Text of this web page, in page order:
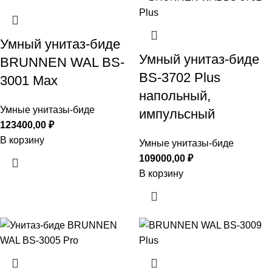
Умный унитаз-биде
BRUNNEN WAL BS-
3001 Max
Умные унитазы-биде
123400,00 ₽
В корзину
Умный унитаз-биде
BS-3702 Plus
напольный,
импульсный
Умные унитазы-биде
109000,00 ₽
В корзину